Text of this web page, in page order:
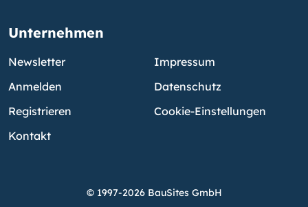
Unternehmen
Newsletter
Anmelden
Registrieren
Kontakt
Impressum
Datenschutz
Cookie-Einstellungen
© 1997-2026 BauSites GmbH